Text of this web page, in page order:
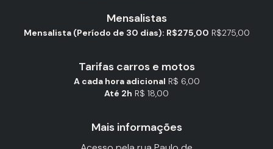
Mensalistas
Mensalista (Período de 30 dias): R$275,00 R$275,00
Tarifas carros e motos
A cada hora adicional R$ 6,00
Até 2h R$ 18,00
Mais informações